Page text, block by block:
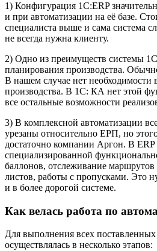
1) Конфигурация 1С:ERP
и при автоматизации на её базе.
специалиста выше и сама система
не всегда нужна клиенту.
2) Одно из преимуществ системы
планирования производства.
В нашем случае нет необходимости
производства. В 1С: КА нет этой
все остальные возможности
3) В комплексной автоматизации
урезаны относительно ЕРП, но
достаточно компании Аргон. В ERP
специализированной
баллонов, отслеживание
листов, работы с пропусками. Это
и в более дорогой системе.
Как велась работа по
Для выполнения всех поставленных
осуществлялась в несколько этапов: